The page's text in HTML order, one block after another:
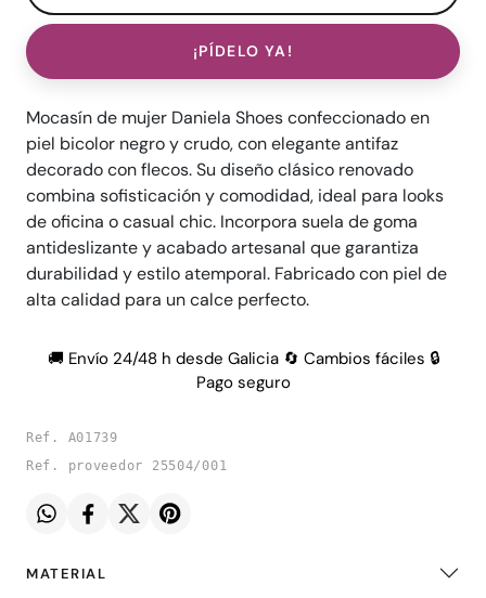
¡PÍDELO YA!
Mocasín de mujer Daniela Shoes confeccionado en
piel bicolor negro y crudo, con elegante antifaz
decorado con flecos. Su diseño clásico renovado
combina sofisticación y comodidad, ideal para looks
de oficina o casual chic. Incorpora suela de goma
antideslizante y acabado artesanal que garantiza
durabilidad y estilo atemporal. Fabricado con piel de
alta calidad para un calce perfecto.
🚚 Envío 24/48 h desde Galicia 🔄 Cambios fáciles 🔒
Pago seguro
Ref. A01739
Ref. proveedor 25504/001
MATERIAL